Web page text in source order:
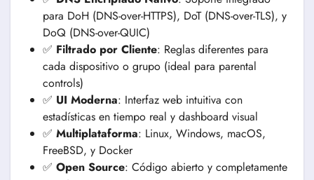
para DoH (DNS-over-HTTPS), DoT (DNS-over-TLS), y
DoQ (DNS-over-QUIC)
✅ Filtrado por Cliente: Reglas diferentes para
cada dispositivo o grupo (ideal para parental
controls)
✅ UI Moderna: Interfaz web intuitiva con
estadísticas en tiempo real y dashboard visual
✅ Multiplataforma: Linux, Windows, macOS,
FreeBSD, y Docker
✅ Open Source: Código abierto y completamente